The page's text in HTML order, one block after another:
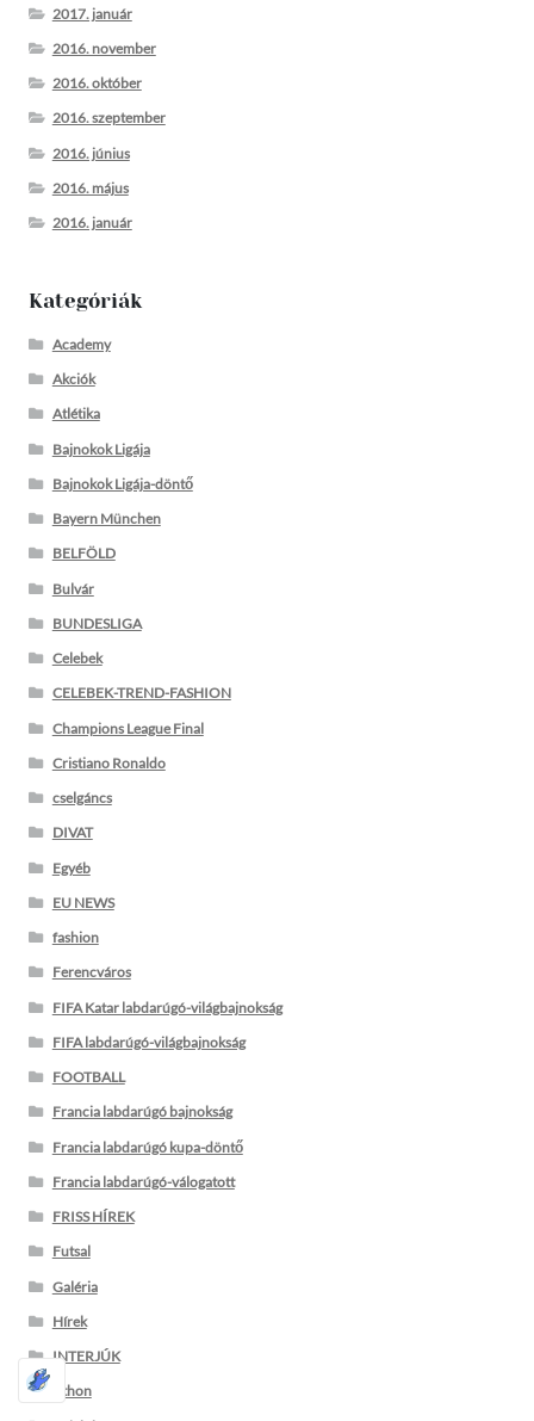
2017. január
2016. november
2016. október
2016. szeptember
2016. június
2016. május
2016. január
Kategóriák
Academy
Akciók
Atlétika
Bajnokok Ligája
Bajnokok Ligája-döntő
Bayern München
BELFÖLD
Bulvár
BUNDESLIGA
Celebek
CELEBEK-TREND-FASHION
Champions League Final
Cristiano Ronaldo
cselgáncs
DIVAT
Egyéb
EU NEWS
fashion
Ferencváros
FIFA Katar labdarúgó-világbajnokság
FIFA labdarúgó-világbajnokság
FOOTBALL
Francia labdarúgó bajnokság
Francia labdarúgó kupa-döntő
Francia labdarúgó-válogatott
FRISS HÍREK
Futsal
Galéria
Hírek
INTERJÚK
Itthon